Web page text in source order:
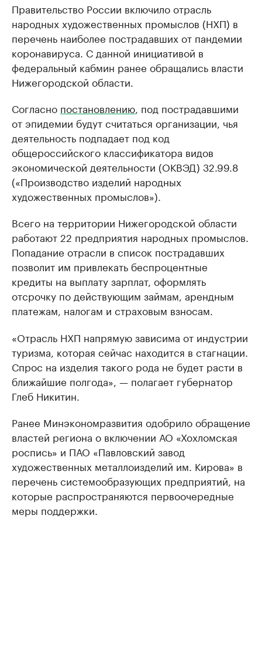
Правительство России включило отрасль
народных художественных промыслов (НХП) в
перечень наиболее пострадавших от пандемии
коронавируса. С данной инициативой в
федеральный кабмин ранее обращались власти
Нижегородской области.
Согласно постановлению , под пострадавшими
от эпидемии будут считаться организации, чья
деятельность подпадает под код
общероссийского классификатора видов
экономической деятельности (ОКВЭД) 32.99.8
(«Производство изделий народных
художественных промыслов»).
Всего на территории Нижегородской области
работают 22 предприятия народных промыслов.
Попадание отрасли в список пострадавших
позволит им привлекать беспроцентные
кредиты на выплату зарплат, оформлять
отсрочку по действующим займам, арендным
платежам, налогам и страховым взносам.
«Отрасль НХП напрямую зависима от индустрии
туризма, которая сейчас находится в стагнации.
Спрос на изделия такого рода не будет расти в
ближайшие полгода», — полагает губернатор
Глеб Никитин.
Ранее Минэкономразвития одобрило обращение
властей региона о включении АО «Хохломская
роспись» и ПАО «Павловский завод
художественных металлоизделий им. Кирова» в
перечень системообразующих предприятий, на
которые распространяются первоочередные
меры поддержки.